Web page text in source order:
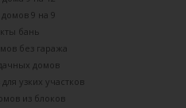
9 на 9
бань
без гаража
домов
узких участков
из блоков